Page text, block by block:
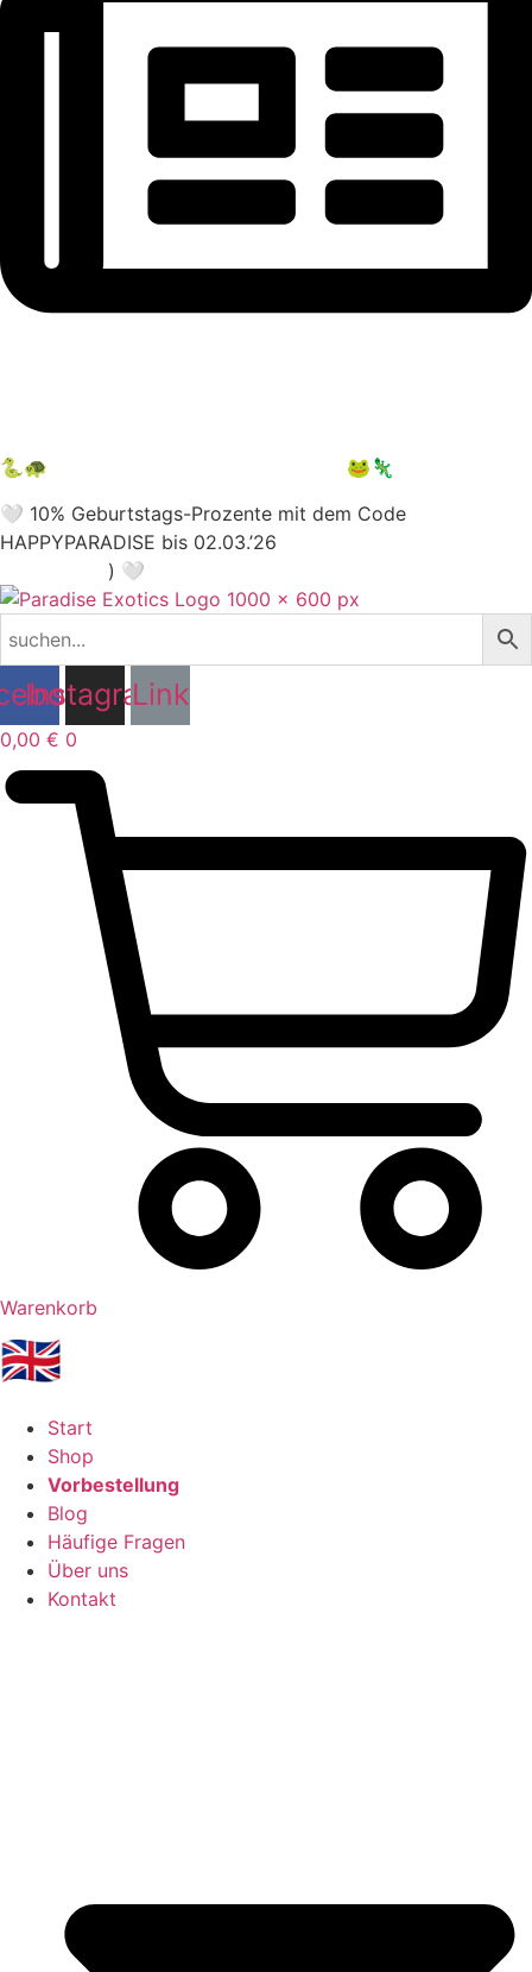
🐍🐢
🐸🦎
🤍 10% Geburtstags-Prozente mit dem Code
HAPPYPARADISE bis 02.03.’26
) 🤍
Instagram
Link
0,00 € 0
Warenkorb
🇬🇧
Start
Shop
Vorbestellung
Blog
Häufige Fragen
Über uns
Kontakt